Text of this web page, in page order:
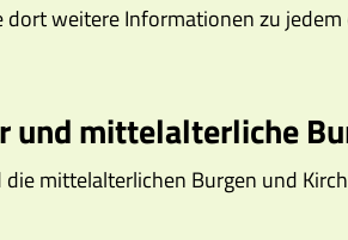
weitere Informationen zu
mittelalterliche
die mittelalterlichen Burgen und